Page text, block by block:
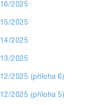
2025
2025
2025
2025
2025 (příloha 6)
2025 (příloha 5)